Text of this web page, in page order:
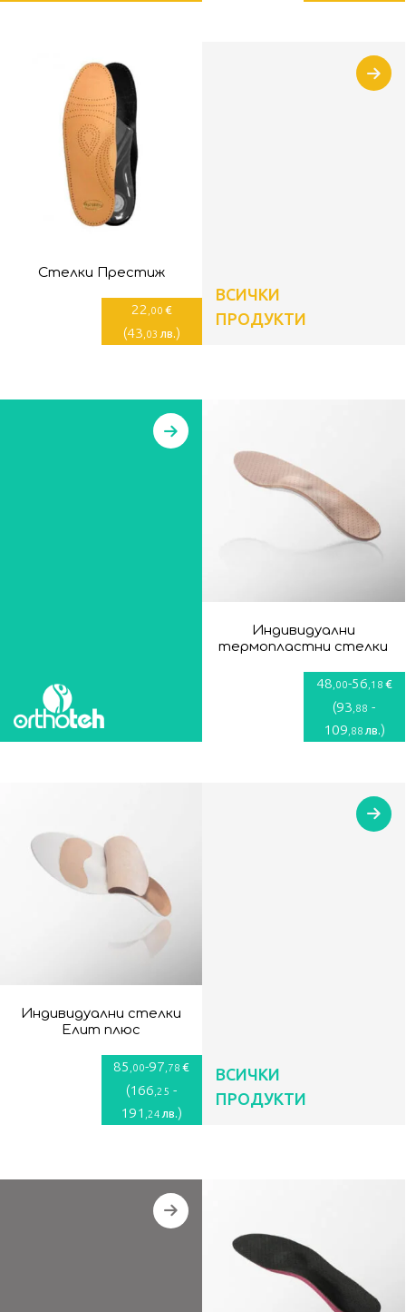
Стелки Престиж
22 ,00 €
(43 ,03 лв.)
ВСИЧКИ
ПРОДУКТИ
Индивидуални
термопластни стелки
48 ,00-56 ,18 €
(93 ,88 -
109 ,88 лв.)
Индивидуални стелки
Елит плюс
85 ,00-97 ,78 €
(166 ,25 -
191 ,24 лв.)
ВСИЧКИ
ПРОДУКТИ